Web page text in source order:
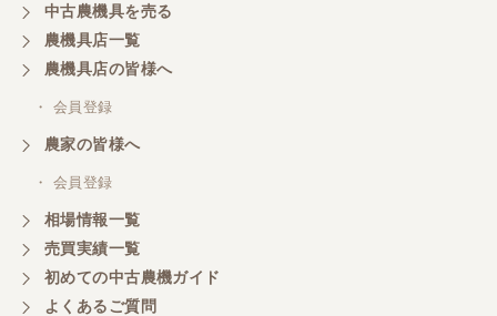
山梨県／
商談成立の連絡をいたいておりません。
山梨県／中川
このたびは、ありがとうございました。
山梨県／好ちゃん
大変いい商品で草刈り作業で活躍しています
中古農機具を売る
農機具店一覧
農機具店の皆様へ
・ 会員登録
農家の皆様へ
・ 会員登録
相場情報一覧
売買実績一覧
初めての中古農機ガイド
よくあるご質問